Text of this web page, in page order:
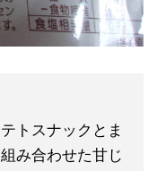
トスナックとま
み合わせた甘じ